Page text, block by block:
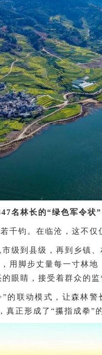
名林长的“绿色军令状”
千钧。在临沧，这不
级到县级，再到乡镇
用脚步丈量每一寸林
眼睛，接受着群众的
的联动模式，让森林
真正形成了“攥指成拳”